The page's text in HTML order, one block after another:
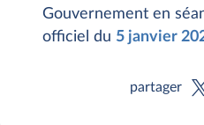
Gouvernement en
officiel du 5 janvier
partager